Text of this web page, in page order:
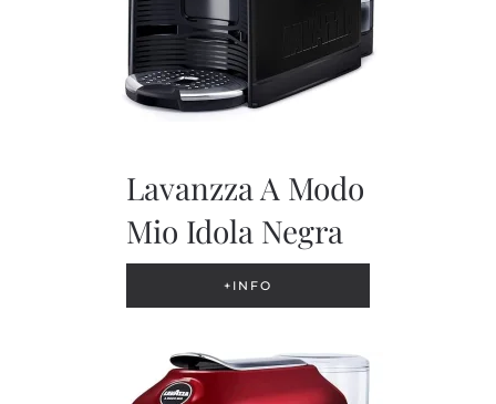
Lavanzza A Modo
Mio Idola Negra
+INFO